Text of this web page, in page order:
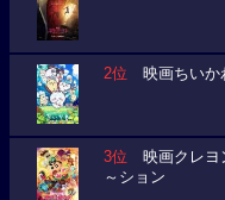
2位 映画ちいか
3位 映画クレヨ
～ション